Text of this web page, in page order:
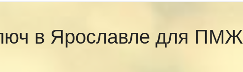
в Ярославле для ПМЖ